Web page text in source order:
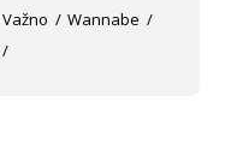
Važno
Wannabe